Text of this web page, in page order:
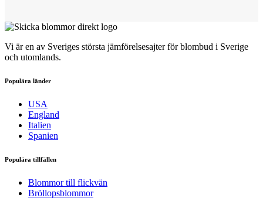
Vi är en av Sveriges största jämförelsesajter för blombud i Sverige
och utomlands.
Populära länder
USA
England
Italien
Spanien
Populära tillfällen
Blommor till flickvän
Bröllopsblommor